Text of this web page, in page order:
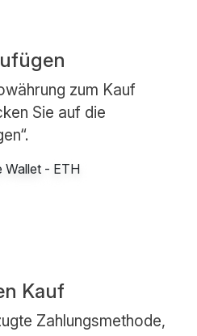
zum Kauf
Sie auf die
Kauf
Zahlungsmethode,